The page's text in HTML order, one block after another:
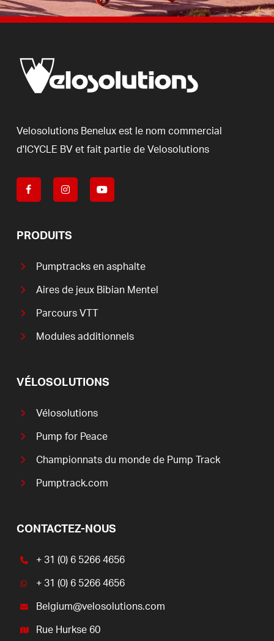
Velosolutions Benelux est le nom commercial
d'ICYCLE BV et fait partie de Velosolutions
PRODUITS
Pumptracks en asphalte
Aires de jeux Bibian Mentel
Parcours VTT
Modules additionnels
VÉLOSOLUTIONS
Vélosolutions
Pump for Peace
Championnats du monde de Pump Track
Pumptrack.com
CONTACTEZ-NOUS
+ 31 (0) 6 5266 4656
+ 31 (0) 6 5266 4656
Belgium@velosolutions.com
Rue Hurkse 60